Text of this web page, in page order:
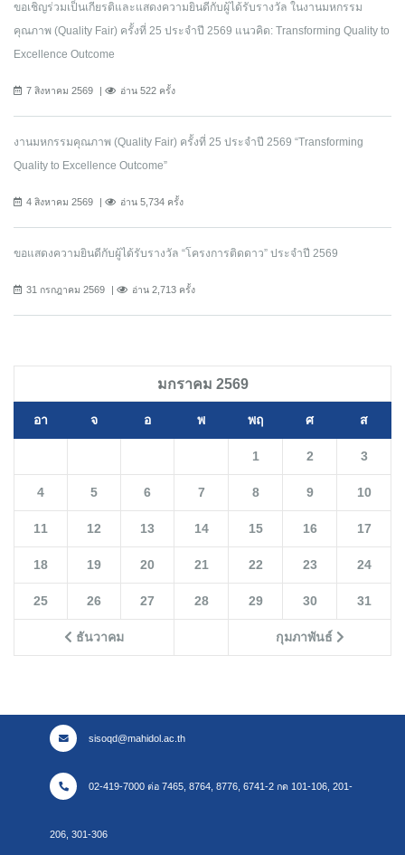
ขอเชิญร่วมเป็นเกียรติและแสดงความยินดีกับผู้ได้รับรางวัล ในงานมหกรรม
คุณภาพ (Quality Fair) ครั้งที่ 25 ประจำปี 2569 แนวคิด: Transforming Quality to
Excellence Outcome
7 สิงหาคม 2569 อ่าน 522 ครั้ง
งานมหกรรมคุณภาพ (Quality Fair) ครั้งที่ 25 ประจำปี 2569 “Transforming
Quality to Excellence Outcome”
4 สิงหาคม 2569 อ่าน 5,734 ครั้ง
ขอแสดงความยินดีกับผู้ได้รับรางวัล “โครงการติดดาว” ประจำปี 2569
31 กรกฎาคม 2569 อ่าน 2,713 ครั้ง
มกราคม 2569
อา จ อ พ พฤ ศ ส
ธันวาคม กุมภาพันธ์
1 2 3
4 5 6 7 8 9 10
11 12 13 14 15 16 17
18 19 20 21 22 23 24
25 26 27 28 29 30 31
sisoqd@mahidol.ac.th
02-419-7000 ต่อ 7465, 8764, 8776, 6741-2 กด 101-106, 201-
206, 301-306